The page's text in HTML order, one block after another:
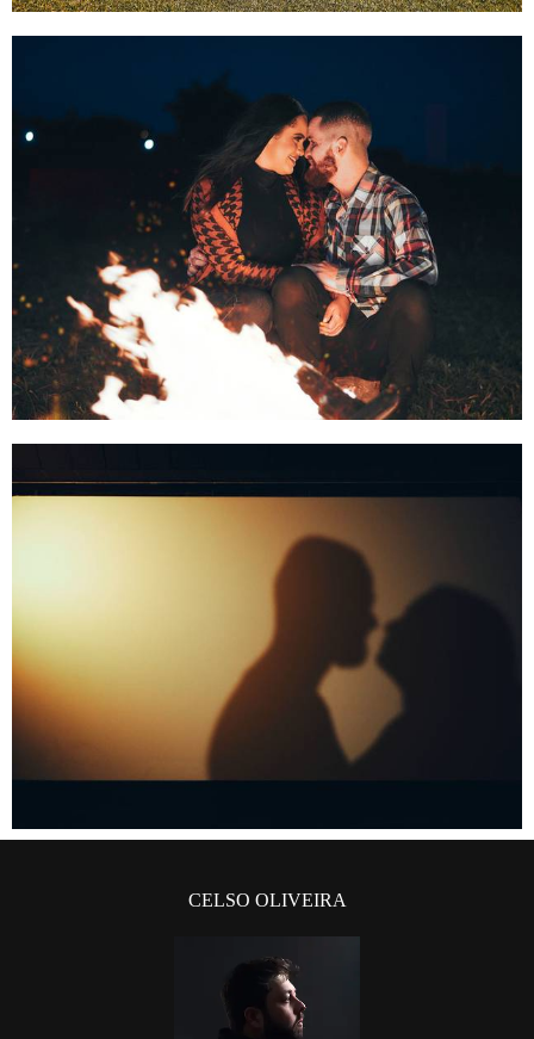
CELSO OLIVEIRA